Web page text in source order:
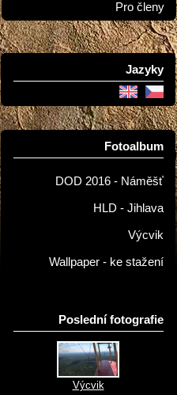
Pro členy
Jazyky
Fotoalbum
DOD 2016 - Náměšť
HLD - Jihlava
Výcvik
Wallpaper - ke stažení
Poslední fotografie
Výcvik